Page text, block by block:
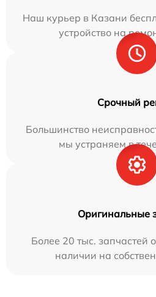
Наш курьер в Казани
устройство на
Срочный
Большинство
мы устраняем в
Оригинальные
Более 20 тыс. запчастей
наличии на